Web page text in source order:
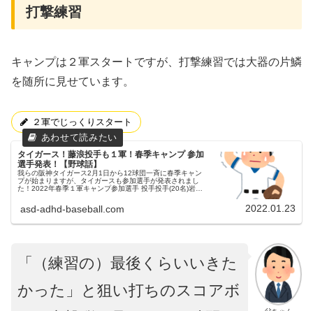
打撃練習
キャンプは２軍スタートですが、打撃練習では大器の片鱗
を随所に見せています。
２軍でじっくりスタート
タイガース！藤浪投手も１軍！春季キャンプ 参加
選手発表！【野球話】
我らの阪神タイガース2月1日から12球団一斉に春季キャン
プが始まりますが、タイガースも参加選手が発表されまし
た！2022年春季１軍キャンプ参加選手 投手投手(20名)岩崎
秋山拓巳投手伊藤...
asd-adhd-baseball.com 2022.01.23
「（練習の）最後くらいいきた
かった」と狙い打ちのスコアボ